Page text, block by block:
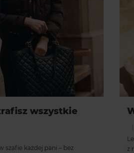
wszystkie
każdej pani – bez
z